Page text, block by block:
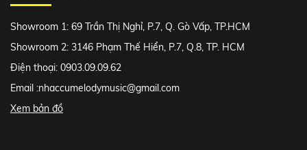
Showroom 1: 69 Trần Thị Nghỉ, P.7, Q. Gò Vấp, TP.HCM
Showroom 2: 3146 Phạm Thế Hiển, P.7, Q.8, TP. HCM
Điện thoại: 0903.09.09.62
Email :nhaccumelodymusic@gmail.com
Xem bản đồ